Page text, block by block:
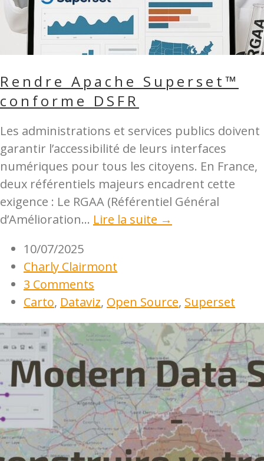
Rendre Apache Superset™
conforme DSFR
Les administrations et services publics doivent
garantir l’accessibilité de leurs interfaces
numériques pour tous les citoyens. En France,
deux référentiels majeurs encadrent cette
exigence : Le RGAA (Référentiel Général
d’Amélioration... Lire la suite →
10/07/2025
Charly Clairmont
3 Comments
Carto, Dataviz, Open Source, Superset